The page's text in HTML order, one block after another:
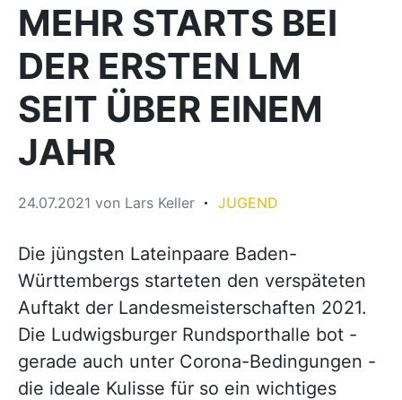
MEHR STARTS BEI
DER ERSTEN LM
SEIT ÜBER EINEM
JAHR
24.07.2021 von Lars Keller JUGEND
Die jüngsten Lateinpaare Baden-
Württembergs starteten den verspäteten
Auftakt der Landesmeisterschaften 2021.
Die Ludwigsburger Rundsporthalle bot -
gerade auch unter Corona-Bedingungen -
die ideale Kulisse für so ein wichtiges